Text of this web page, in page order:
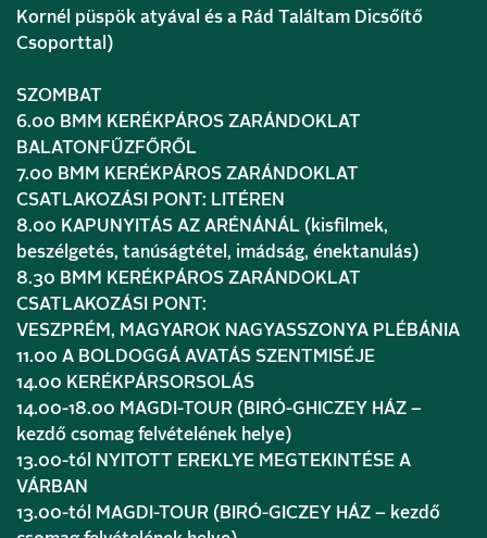
Kornél püspök atyával és a Rád Találtam Dicsőítő
Csoporttal)
SZOMBAT
6.00 BMM KERÉKPÁROS ZARÁNDOKLAT
BALATONFŰZFŐRŐL
7.00 BMM KERÉKPÁROS ZARÁNDOKLAT
CSATLAKOZÁSI PONT: LITÉREN
8.00 KAPUNYITÁS AZ ARÉNÁNÁL (kisfilmek,
beszélgetés, tanúságtétel, imádság, énektanulás)
8.30 BMM KERÉKPÁROS ZARÁNDOKLAT
CSATLAKOZÁSI PONT:
VESZPRÉM, MAGYAROK NAGYASSZONYA PLÉBÁNIA
11.00 A BOLDOGGÁ AVATÁS SZENTMISÉJE
14.00 KERÉKPÁRSORSOLÁS
14.00-18.00 MAGDI-TOUR (BIRÓ-GHICZEY HÁZ –
kezdő csomag felvételének helye)
13.00-tól NYITOTT EREKLYE MEGTEKINTÉSE A
VÁRBAN
13.00-tól MAGDI-TOUR (BIRÓ-GICZEY HÁZ – kezdő